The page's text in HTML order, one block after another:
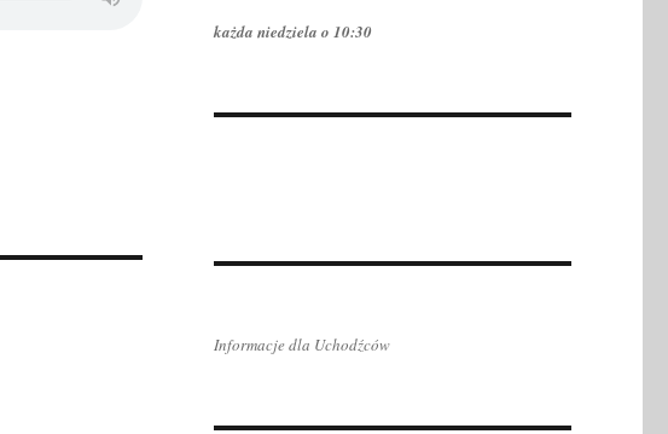
każda niedziela o 10:30
Informacje dla Uchodźców